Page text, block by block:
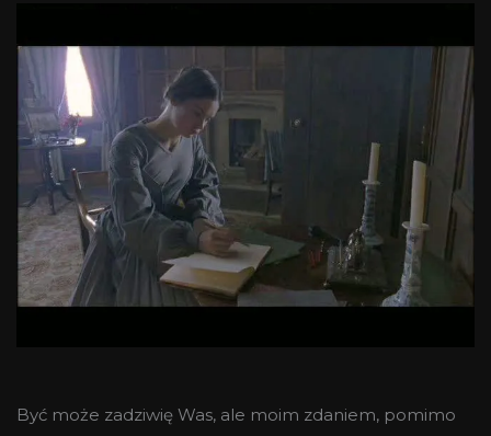
Być może zadziwię Was, ale moim zdaniem, pomimo